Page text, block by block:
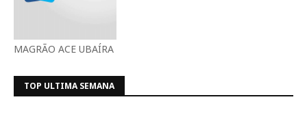
MAGRÃO ACE UBAÍRA
TOP ULTIMA SEMANA